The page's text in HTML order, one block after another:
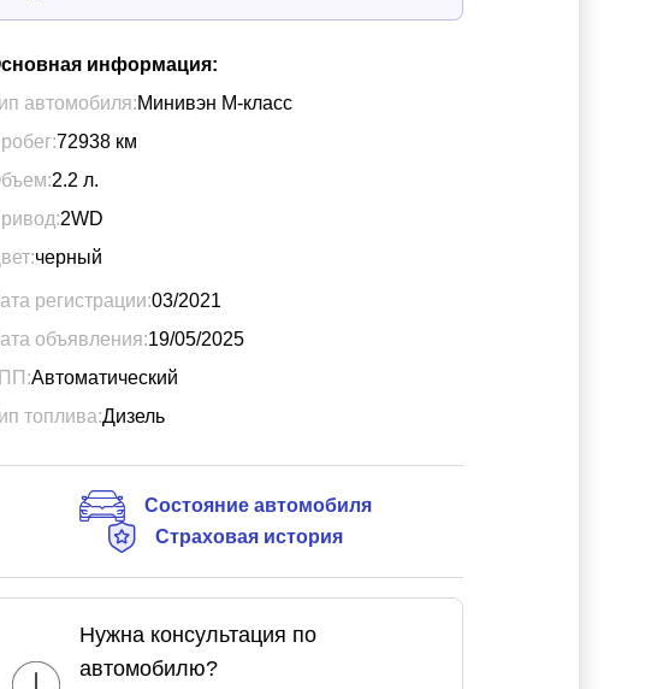
информация:
автомобиля:Минивэн М-класс
72938 км
2.2 л.
2WD
черный
регистрации:03/2021
объявления:19/05/2025
Автоматический
топлива:Дизель
Состояние автомобиля
Страховая история
Нужна консультация по
автомобилю?